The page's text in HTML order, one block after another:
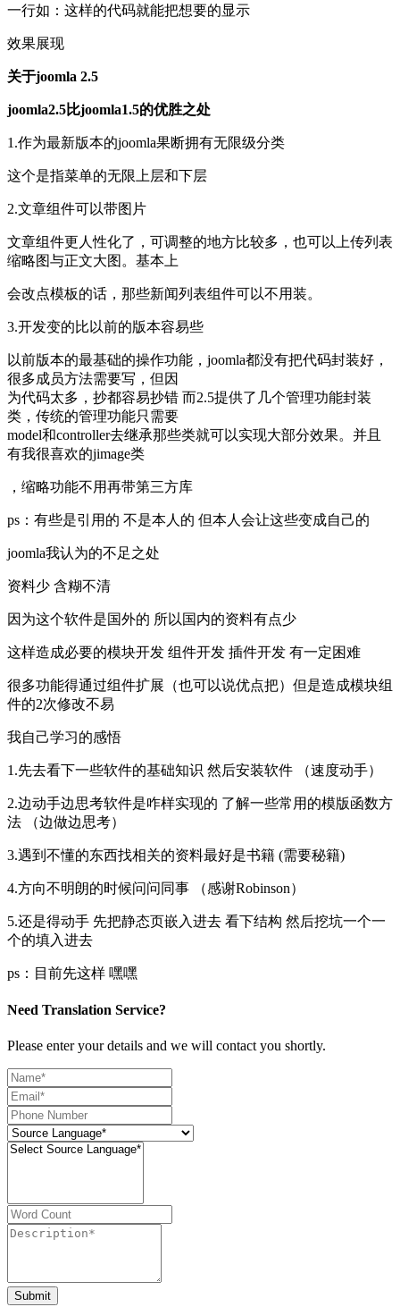
一行如：这样的代码就能把想要的显示
效果展现
关于joomla 2.5
joomla2.5比joomla1.5的优胜之处
1.作为最新版本的joomla果断拥有无限级分类
这个是指菜单的无限上层和下层
2.文章组件可以带图片
文章组件更人性化了，可调整的地方比较多，也可以上传列表
缩略图与正文大图。基本上
会改点模板的话，那些新闻列表组件可以不用装。
3.开发变的比以前的版本容易些
以前版本的最基础的操作功能，joomla都没有把代码封装好，
很多成员方法需要写，但因
为代码太多，抄都容易抄错 而2.5提供了几个管理功能封装
类，传统的管理功能只需要
model和controller去继承那些类就可以实现大部分效果。并且
有我很喜欢的jimage类
，缩略功能不用再带第三方库
ps：有些是引用的 不是本人的 但本人会让这些变成自己的
joomla我认为的不足之处
资料少 含糊不清
因为这个软件是国外的 所以国内的资料有点少
这样造成必要的模块开发 组件开发 插件开发 有一定困难
很多功能得通过组件扩展（也可以说优点把）但是造成模块组
件的2次修改不易
我自己学习的感悟
1.先去看下一些软件的基础知识 然后安装软件 （速度动手）
2.边动手边思考软件是咋样实现的 了解一些常用的模版函数方
法 （边做边思考）
3.遇到不懂的东西找相关的资料最好是书籍 (需要秘籍)
4.方向不明朗的时候问问同事 （感谢Robinson）
5.还是得动手 先把静态页嵌入进去 看下结构 然后挖坑一个一
个的填入进去
ps：目前先这样 嘿嘿
Need Translation Service?
Please enter your details and we will contact you shortly.